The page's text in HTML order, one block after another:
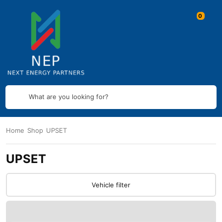
What are you looking for?
Home Shop UPSET
UPSET
Vehicle filter